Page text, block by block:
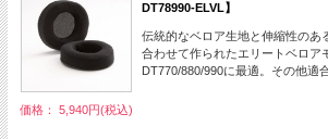
DT78990-ELVL】
伝統的なベロア生地と伸縮性のあ
合わせて作られたエリートベロア
DT770/880/990に最適。その他適
価格： 5,940円(税込)